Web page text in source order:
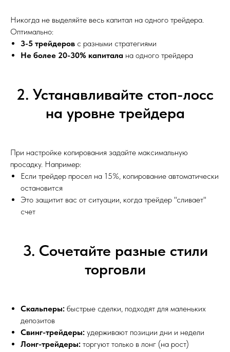
Никогда не выделяйте весь капитал на одного трейдера.
Оптимально:
3-5 трейдеров с разными стратегиями
Не более 20-30% капитала на одного трейдера
2. Устанавливайте стоп-лосс
на уровне трейдера
При настройке копирования задайте максимальную
просадку. Например:
Если трейдер просел на 15%, копирование автоматически
остановится
Это защитит вас от ситуации, когда трейдер "сливает"
счет
3. Сочетайте разные стили
торговли
Скальперы: быстрые сделки, подходят для маленьких
депозитов
Свинг-трейдеры: удерживают позиции дни и недели
Лонг-трейдеры: торгуют только в лонг (на рост)